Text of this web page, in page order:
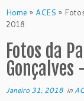
to
content
Home » ACES »
2018
Fotos da
Janeiro 31, 2018 in